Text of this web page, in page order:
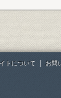
経済のなかでの経営
トについて お問